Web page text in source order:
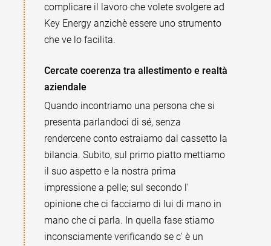
complicare il lavoro che volete svolgere ad
Key Energy anzichè essere uno strumento
che ve lo facilita.
Cercate coerenza tra allestimento e realtà
aziendale
Quando incontriamo una persona che si
presenta parlandoci di sé, senza
rendercene conto estraiamo dal cassetto la
bilancia. Subito, sul primo piatto mettiamo
il suo aspetto e la nostra prima
impressione a pelle; sul secondo l'
opinione che ci facciamo di lui di mano in
mano che ci parla. In quella fase stiamo
inconsciamente verificando se c' è un